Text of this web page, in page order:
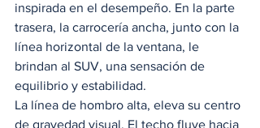
inspirada en el desempeño. En la parte
trasera, la carrocería ancha, junto con la
línea horizontal de la ventana, le
brindan al SUV, una sensación de
equilibrio y estabilidad.
La línea de hombro alta, eleva su centro
de gravedad visual. El techo fluye hacia